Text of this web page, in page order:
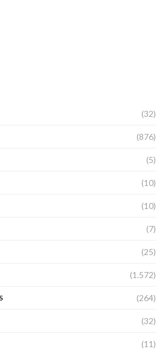
(32)
(876)
(5)
(10)
(10)
(7)
(25)
(1.572)
(264)
(32)
(11)